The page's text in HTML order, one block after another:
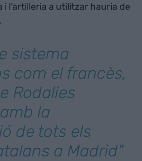
l’artilleria a utilitzar hauria de
sistema
com el francès,
Rodalies
la
de tots els
a Madrid"